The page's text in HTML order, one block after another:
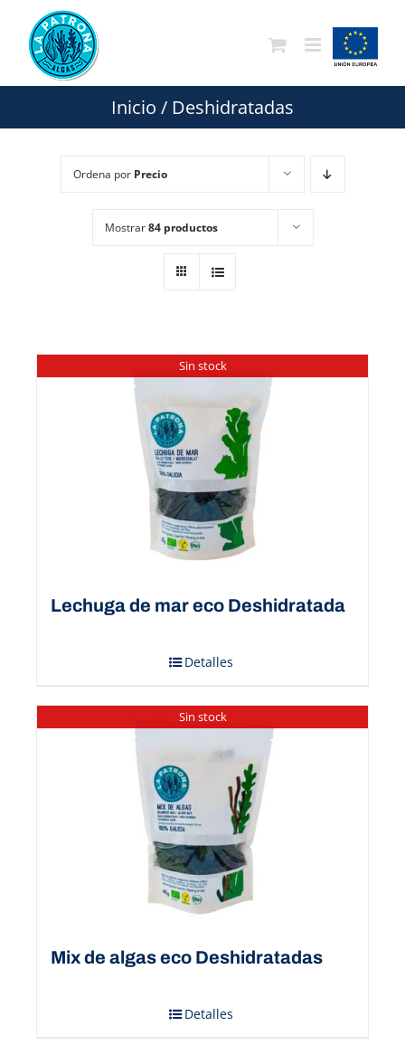
contenido
Inicio / Deshidratadas
Ordena por Precio
Mostrar84 productos
Sin stock
Lechuga de mar eco Deshidratada
Detalles
Sin stock
Mix de algas eco Deshidratadas
Detalles